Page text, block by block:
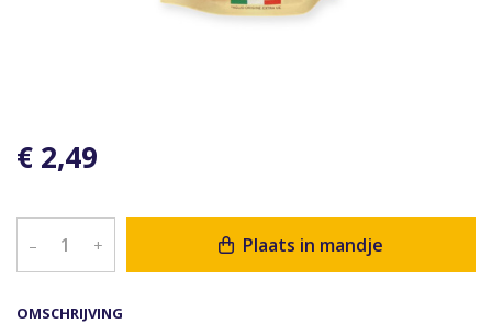
OMSCHRIJVING
€ 2,49
– + Plaats in mandje